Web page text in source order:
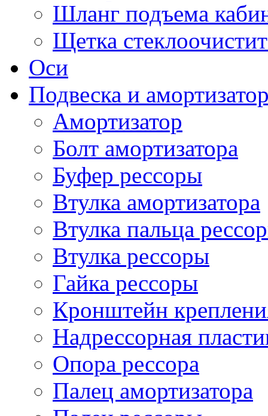
Шланг подъема
Щетка
Оси
Подвеска и
Амортизатор
Болт амортизатора
Буфер рессоры
Втулка амортизатора
Втулка пальца
Втулка рессоры
Гайка рессоры
Кронштейн
Надрессорная
Опора рессора
Палец амортизатора